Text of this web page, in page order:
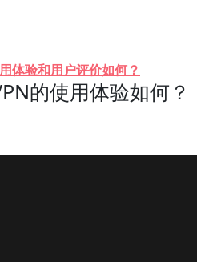
体验和用户评价如何？
的使用体验如何？